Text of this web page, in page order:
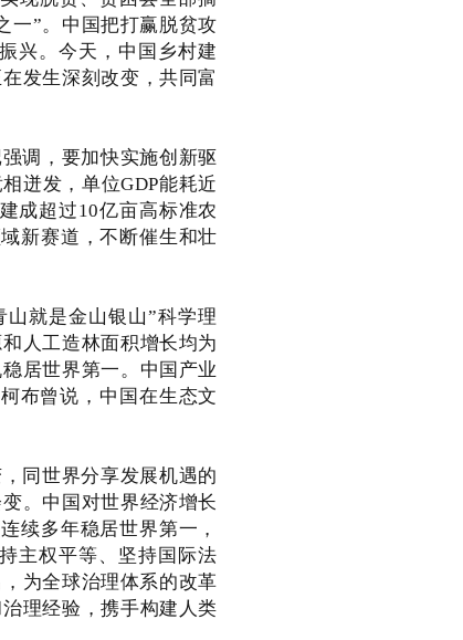
一”。中国把打赢脱贫攻
兴。今天，中国乡村建
发生深刻改变，共同富
调，要加快实施创新驱
迸发，单位GDP能耗近
成超过10亿亩高标准农
新赛道，不断催生和壮
就是金山银山”科学理
人工造林面积增长均为
居世界第一。中国产业
布曾说，中国在生态文
同世界分享发展机遇的
。中国对世界经济增长
续多年稳居世界第一，
主权平等、坚持国际法
为全球治理体系的改革
理经验，携手构建人类